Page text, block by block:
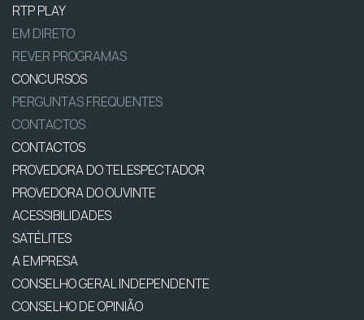
RTP PLAY
EM DIRETO
REVER PROGRAMAS
CONCURSOS
PERGUNTAS FREQUENTES
CONTACTOS
CONTACTOS
PROVEDORA DO TELESPECTADOR
PROVEDORA DO OUVINTE
ACESSIBILIDADES
SATÉLITES
A EMPRESA
CONSELHO GERAL INDEPENDENTE
CONSELHO DE OPINIÃO